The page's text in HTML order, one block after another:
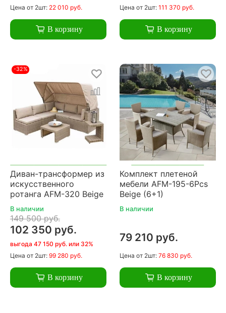
Цена от 2шт: 22 010 руб.
В корзину
Цена от 2шт: 111 370 руб.
В корзину
-32%
Диван-трансформер из
искусственного
ротанга AFM-320 Beige
В наличии
149 500 руб.
102 350 руб.
выгода 47 150 руб. или 32%
Цена от 2шт: 99 280 руб.
В корзину
Комплект плетеной
мебели AFM-195-6Pcs
Beige (6+1)
В наличии
79 210 руб.
Цена от 2шт: 76 830 руб.
В корзину